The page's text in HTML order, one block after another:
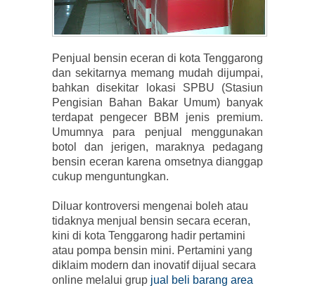
Penjual bensin eceran di kota Tenggarong
dan sekitarnya memang mudah dijumpai,
bahkan disekitar lokasi SPBU (Stasiun
Pengisian Bahan Bakar Umum) banyak
terdapat pengecer BBM jenis premium.
Umumnya para penjual menggunakan
botol dan jerigen, maraknya pedagang
bensin eceran karena omsetnya dianggap
cukup menguntungkan.
Diluar kontroversi mengenai boleh atau
tidaknya menjual bensin secara eceran,
kini di kota Tenggarong hadir pertamini
atau pompa bensin mini. Pertamini yang
diklaim modern dan inovatif dijual secara
online melalui grup jual beli barang area